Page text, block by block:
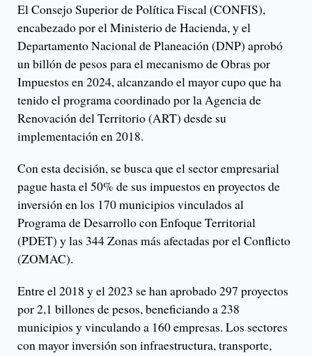
El Consejo Superior de Política Fiscal (CONFIS),
encabezado por el Ministerio de Hacienda, y el
Departamento Nacional de Planeación (DNP) aprobó
un billón de pesos para el mecanismo de Obras por
Impuestos en 2024, alcanzando el mayor cupo que ha
tenido el programa coordinado por la Agencia de
Renovación del Territorio (ART) desde su
implementación en 2018.
Con esta decisión, se busca que el sector empresarial
pague hasta el 50% de sus impuestos en proyectos de
inversión en los 170 municipios vinculados al
Programa de Desarrollo con Enfoque Territorial
(PDET) y las 344 Zonas más afectadas por el Conflicto
(ZOMAC).
Entre el 2018 y el 2023 se han aprobado 297 proyectos
por 2,1 billones de pesos, beneficiando a 238
municipios y vinculando a 160 empresas. Los sectores
con mayor inversión son infraestructura, transporte,